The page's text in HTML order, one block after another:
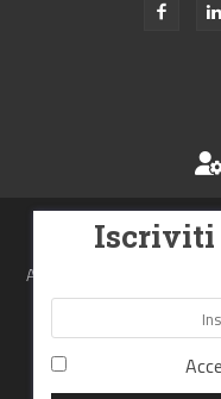
Uomini e Trasporti è
Autorizzazione del
RIPRODUZIONE
Iscriviti